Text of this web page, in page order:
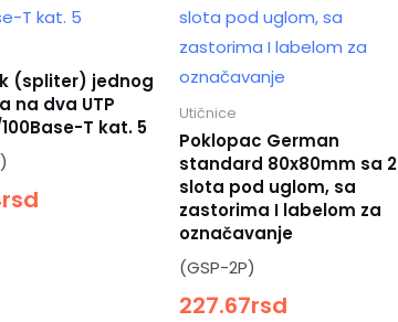
(spliter) jednog
na dva UTP
T kat. 5
rsd
Utičnice
Poklopac German
standard 80x80mm sa 2
slota pod uglom, sa
zastorima I labelom za
označavanje
(GSP-2P)
227.67rsd